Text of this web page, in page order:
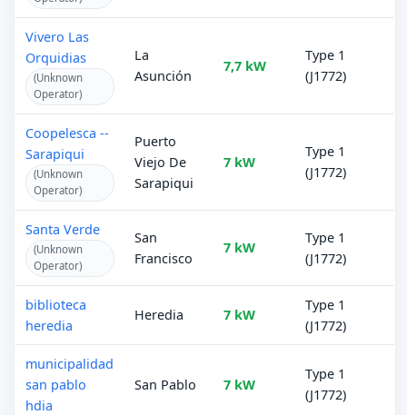
Vivero Las
Orquidias
(Unknown
Operator)
La
Asunción
7,7 kW
Type 1
(J1772)
Coopelesca --
Sarapiqui
(Unknown
Operator)
Puerto
Viejo De
Sarapiqui
7 kW
Type 1
(J1772)
Santa Verde
(Unknown
Operator)
San
Francisco
7 kW
Type 1
(J1772)
biblioteca
heredia
Heredia 7 kW
Type 1
(J1772)
municipalidad
san pablo
hdia
San Pablo 7 kW
Type 1
(J1772)